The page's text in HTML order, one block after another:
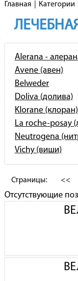
Главная Категории
Alerana -
Avene (авен)
Belweder
Doliva (долива)
Klorane (клоран)
La roche-posay
Neutrogena
Vichy (виши)
Страницы: <<
Отсутствующие